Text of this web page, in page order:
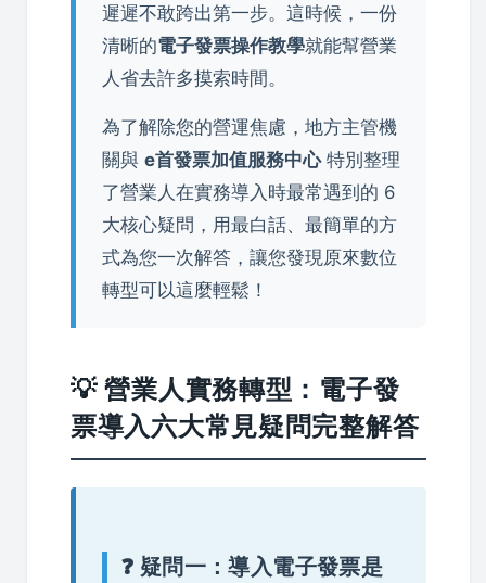
遲遲不敢跨出第一步。這時候，一份
清晰的電子發票操作教學就能幫營業
人省去許多摸索時間。
為了解除您的營運焦慮，地方主管機
關與 e首發票加值服務中心特別整理
了營業人在實務導入時最常遇到的 6
大核心疑問，用最白話、最簡單的方
式為您一次解答，讓您發現原來數位
轉型可以這麼輕鬆！
💡 營業人實務轉型：電子發
票導入六大常見疑問完整解答
❓ 疑問一：導入電子發票是